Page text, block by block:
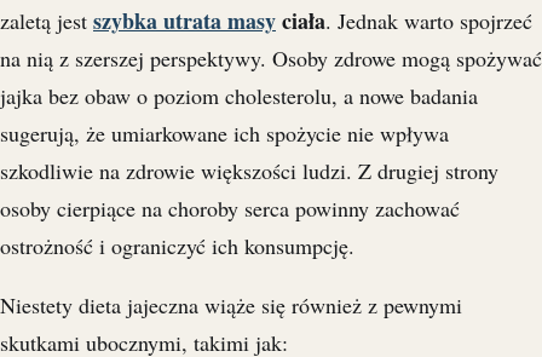
zaletą jest szybka utrata masyciała. Jednak warto spojrzeć
na nią z szerszej perspektywy. Osoby zdrowe mogą spożywać
jajka bez obaw o poziom cholesterolu, a nowe badania
sugerują, że umiarkowane ich spożycie nie wpływa
szkodliwie na zdrowie większości ludzi. Z drugiej strony
osoby cierpiące na choroby serca powinny zachować
ostrożność i ograniczyć ich konsumpcję.
Niestety dieta jajeczna wiąże się również z pewnymi
skutkami ubocznymi, takimi jak: